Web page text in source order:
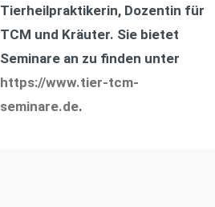
Tierheilpraktikerin, Dozentin für
TCM und Kräuter. Sie bietet
Seminare an zu finden unter
https://www.tier-tcm-
seminare.de.